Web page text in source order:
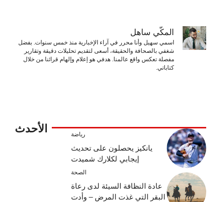
المكّي ساهل
اسمي سهيل وأنا محرر في آراء الإخبارية منذ خمس سنوات. بفضل
شغفي بالصحافة والحقيقة، أسعى لتقديم تحليلات دقيقة وتقارير
مفصلة تعكس واقع عالمنا. هدفي هو إعلام وإلهام قرائنا من خلال
كتاباتي.
الأحدث رياضة
يانكيز يحصلون على تحديث
إيجابي لكلارك شميدت
الصحة
عادة النظافة السيئة لدى رعاة
البقر التي غذت المرض – وأدت